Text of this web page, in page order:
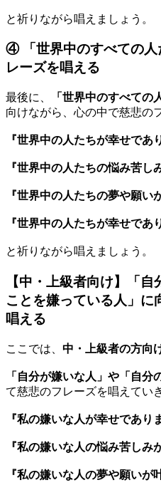
と祈りながら唱えましょう。
④ 「世界中のすべての人
レーズを唱える
最後に、 「世界中のすべての
向けながら、心の中で慈悲の
『世界中の人たちが幸せであ
『世界中の人たちの悩み苦し
『世界中の人たちの夢や願い
『世界中の人たちが幸せであ
と祈りながら唱えましょう。
【中・上級者向け】「
ことを嫌っている人」に
唱える
ここでは、 中・上級者の方向
「自分が嫌いな人」や「自分
て慈悲のフレーズを唱えてい
『私の嫌いな人が幸せであり
『私の嫌いな人の悩み苦しみ
『私の嫌いな人の夢や願いが